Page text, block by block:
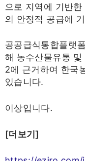
으로 지역에 기반
의 안정적 공급에
공공급식통합플랫
해 농수산물유통
2에 근거하여 한국
있습니다.
이상입니다.
[더보기]